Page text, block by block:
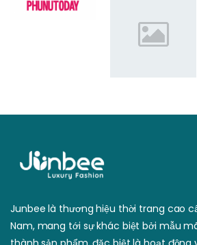
Junbee là thương hiệu thời trang cao
Nam, mang tới sự khác biệt bởi mẫu
em Việt Nam tỏa sáng.
info@junbee.vn